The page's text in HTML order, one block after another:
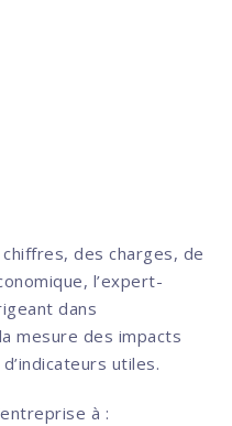
des charges, de
l’expert-
dans
mesure des impacts
utiles.
à :